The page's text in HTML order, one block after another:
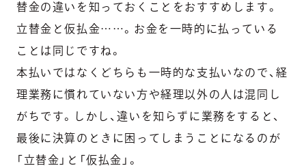
替金の違いを知っておくことをおすすめします。
立替金と仮払金……。お金を一時的に払っている
ことは同じですね。
本払いではなくどちらも一時的な支払いなので、経
理業務に慣れていない方や経理以外の人は混同し
がちです。しかし、違いを知らずに業務をすると、
最後に決算のときに困ってしまうことになるのが
「立替金」と「仮払金」。